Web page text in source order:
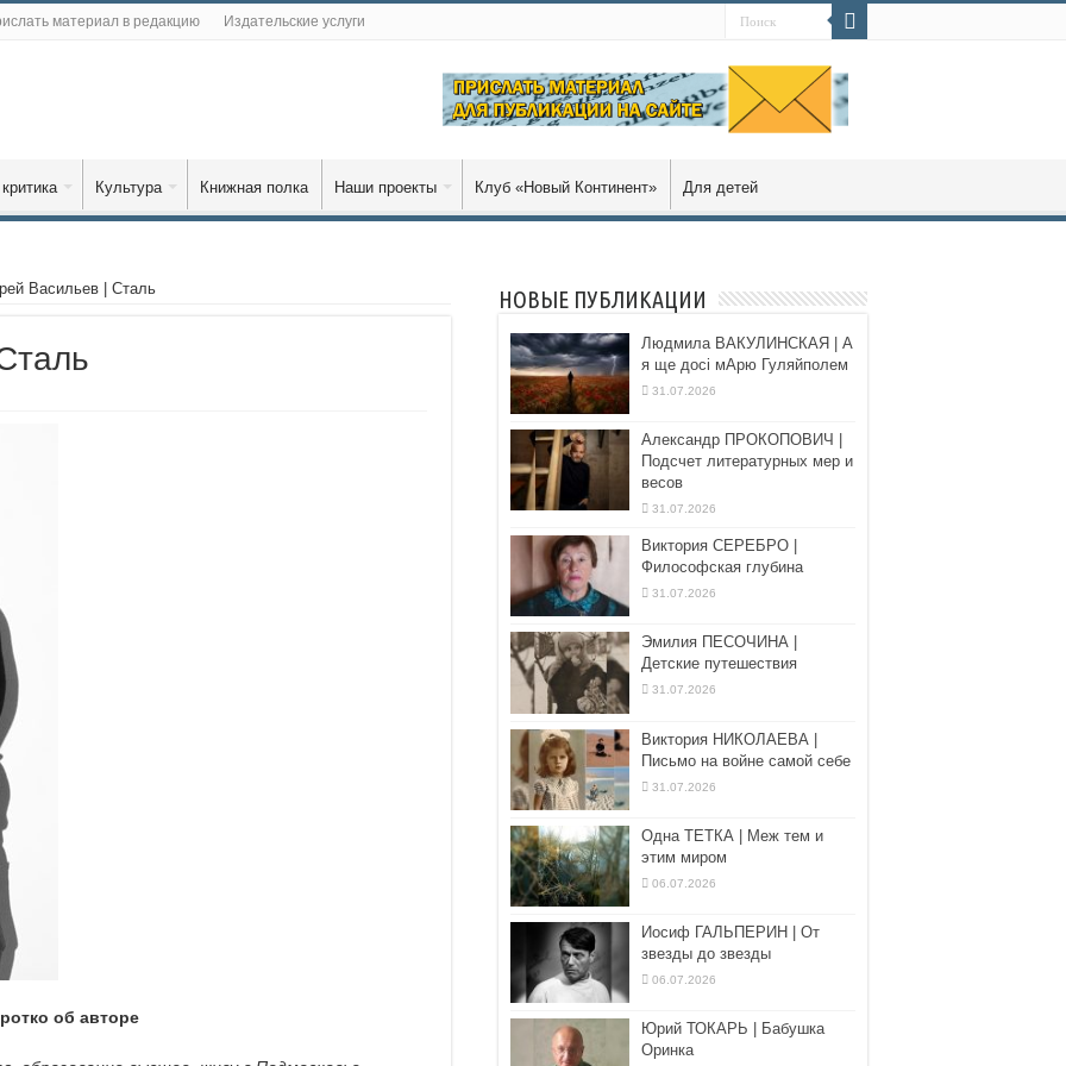
материал в редакцию Издательские услуги
Культура Книжная полка Наши проекты Клуб «Новый Континент» Для детей
Васильев | Сталь
об авторе
НОВЫЕ ПУБЛИКАЦИИ
Людмила ВАКУЛИНСКАЯ | А
я ще досі мАрю Гуляйполем
31.07.2026
Александр ПРОКОПОВИЧ |
Подсчет литературных мер и
весов
31.07.2026
Виктория СЕРЕБРО |
Философская глубина
31.07.2026
Эмилия ПЕСОЧИНА |
Детские путешествия
31.07.2026
Виктория НИКОЛАЕВА |
Письмо на войне самой себе
31.07.2026
Одна ТЕТКА | Меж тем и
этим миром
06.07.2026
Иосиф ГАЛЬПЕРИН | От
звезды до звезды
06.07.2026
Юрий ТОКАРЬ | Бабушка
Оринка